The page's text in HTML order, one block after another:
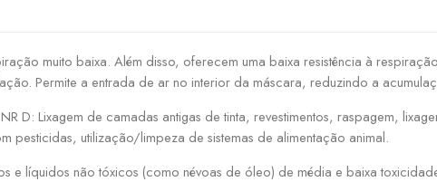
muito baixa. Além disso, oferecem uma baixa resistência à
Permite a entrada de ar no interior da máscara, reduzindo a
D: Lixagem de camadas antigas de tinta, revestimentos, raspagem,
utilização/limpeza de sistemas de alimentação animal.
e líquidos não tóxicos (como névoas de óleo) de média e baixa